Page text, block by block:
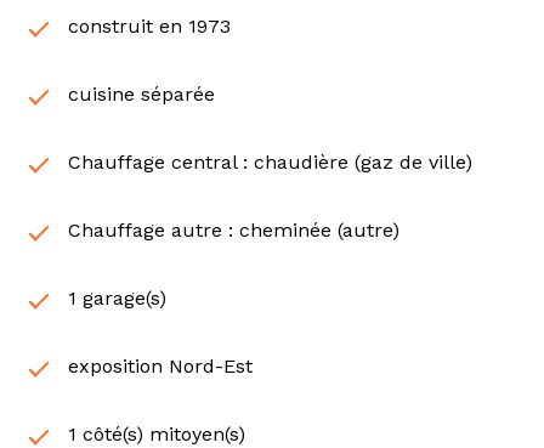
M GENEAU Jérôme au O6.61.25.49.73
construit en 1973
cuisine séparée
Chauffage central : chaudière (gaz de ville)
Chauffage autre : cheminée (autre)
1 garage(s)
exposition Nord-Est
1 côté(s) mitoyen(s)